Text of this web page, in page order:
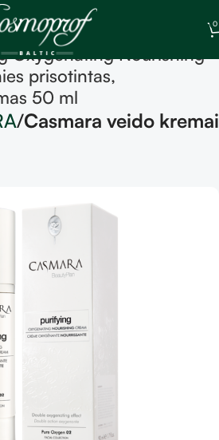
0
Oxygenating Nourishing
prisotintas,
50 ml
Casmara veido kremai